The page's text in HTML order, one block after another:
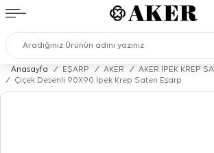
Anasayfa / EŞARP / AKER /
AKER İPEK KREP
/
Çiçek Desenli 90X90 İpek Krep Saten Eşarp